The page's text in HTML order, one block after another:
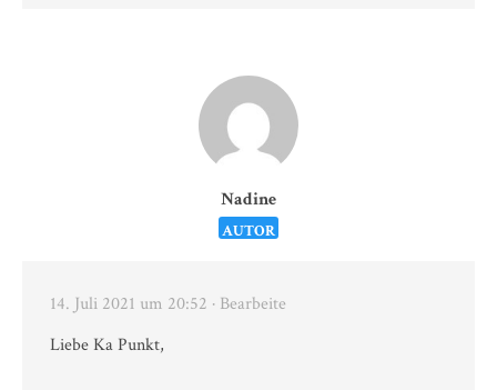
Nadine
AUTOR
14. Juli 2021 um 20:52 · Bearbeite
Liebe Ka Punkt,